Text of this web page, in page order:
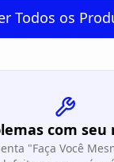
Todos os
com seu
"Faça Você